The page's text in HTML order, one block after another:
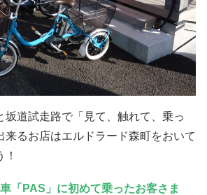
坂道試走路で「見て、触れて、乗っ
来るお店はエルドラード森町をおいて
「PAS」に初めて乗ったお客さま